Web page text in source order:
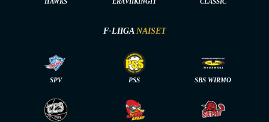
F-LIIGA NAISET
SPV PSS SBS WIRMO